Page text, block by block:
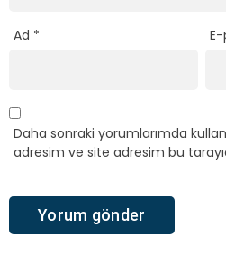
Ad *
Daha sonraki yorumlarımda
adresim ve site adresim bu